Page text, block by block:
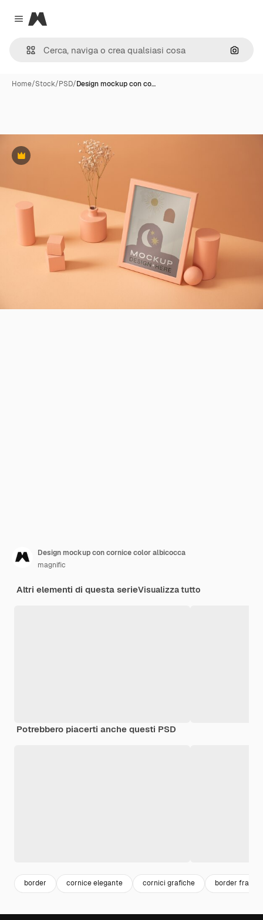
Close menu
Magnific
Cerca
Home/Stock/PSD/Design mockup con co…
Premium
Design mockup con cornice color albicocca
magnific
Altri elementi di questa serieVisualizza tutto
Potrebbero piacerti anche questi PSD
border cornice elegante cornici grafiche border frame